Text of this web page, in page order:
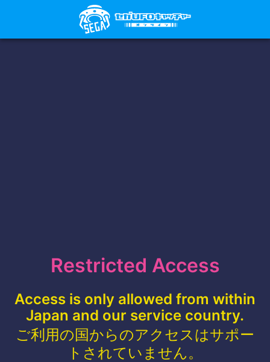
Restricted Access
Access is only allowed from within
Japan and our service country.
ご利用の国からのアクセスはサポー
トされていません。